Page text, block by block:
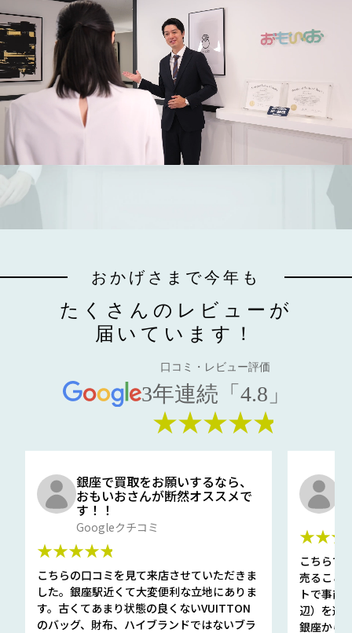
おかげさまで今年も
たくさんのレビューが
届いています！
口コミ・レビュー評価
3年連続「4.8」
★★★★★
銀座で買取をお願いするなら、
おもいおさんが断然オススメで
す！！
Googleクチコミ
★★★★★
こちらの口コミを見て来店させていただきま
した。銀座駅近くて大変便利な立地にありま
す。古くてあまり状態の良くないVUITTON
のバッグ、財布、ハイブランドではないブラ
こちらで
売ること
トで事前
辺）を選
銀座から